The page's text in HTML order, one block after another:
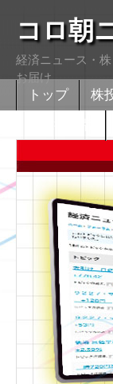
コロ朝
経済ニュース・
お届け
トップ 株